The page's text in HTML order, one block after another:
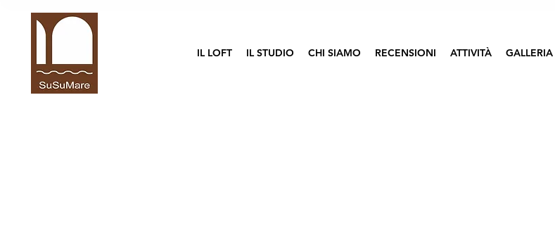
IL LOFT IL STUDIO CHI SIAMO RECENSIONI ATTIVITÀ GALLERIA